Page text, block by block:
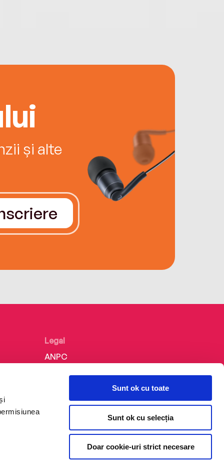
Sunt ok cu toate
Sunt ok cu selecția
Doar cookie-uri strict necesare
și alte
Legal
ANPC
Politica de confidențialitate
Termeni și condiții